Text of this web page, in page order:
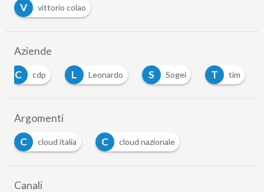
V
vittorio colao
Aziende
C
cdp L Leonardo S Sogei T tim
Argomenti
C
cloud italia C cloud nazionale
Canali